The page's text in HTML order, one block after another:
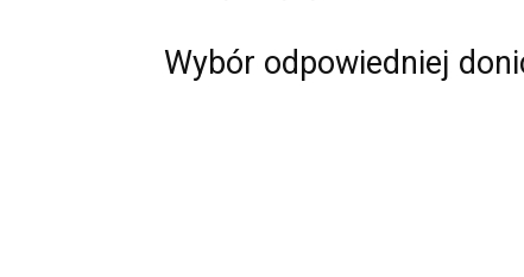
Wybór odpowiedniej